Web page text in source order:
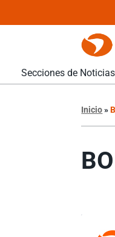
Secciones de Noticias
Inicio»